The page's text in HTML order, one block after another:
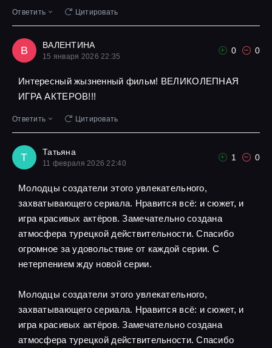
Ответить Цитировать
В ВАЛЕНТИНА
15 января 2026 22:35
0 0
Интересный жызненный фильм! ВЕЛИКОЛЕПНАЯ
ИГРА АКТЕРОВ!!!
Ответить Цитировать
Т Татьяна
11 февраля 2026 22:40
1 0
Молодцы создатели этого увлекательного,
захватывающего сериала. Нравится всё: и сюжет, и
игра красивых актёров. Замечательно создана
атмосфера турецкой действительности. Спасибо
огромное за удовольствие от каждой серии. С
нетерпением жду новой серии.
Молодцы создатели этого увлекательного,
захватывающего сериала. Нравится всё: и сюжет, и
игра красивых актёров. Замечательно создана
атмосфера турецкой действительности. Спасибо